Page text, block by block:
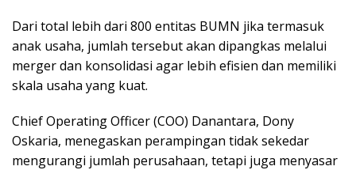
Dari total lebih dari 800 entitas BUMN jika termasuk
anak usaha, jumlah tersebut akan dipangkas melalui
merger dan konsolidasi agar lebih efisien dan memiliki
skala usaha yang kuat.
Chief Operating Officer (COO) Danantara, Dony
Oskaria, menegaskan perampingan tidak sekedar
mengurangi jumlah perusahaan, tetapi juga menyasar